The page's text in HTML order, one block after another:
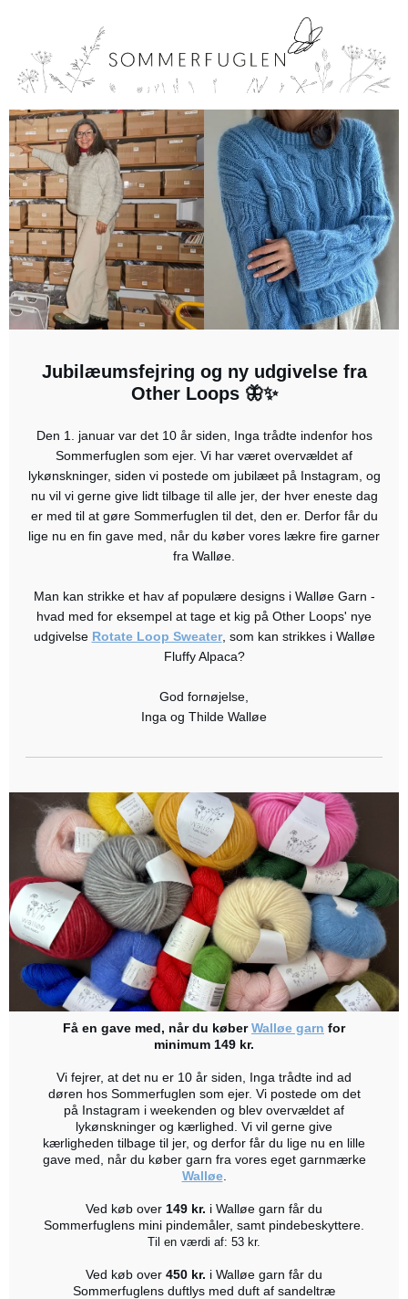
Jubilæumsfejring og ny udgivelse fra
Other Loops 🦋✨
Den 1. januar var det 10 år siden, Inga trådte indenfor hos
Sommerfuglen som ejer. Vi har været overvældet af
lykønskninger, siden vi postede om jubilæet på Instagram, og
nu vil vi gerne give lidt tilbage til alle jer, der hver eneste dag
er med til at gøre Sommerfuglen til det, den er. Derfor får du
lige nu en fin gave med, når du køber vores lækre fire garner
fra Walløe.
Man kan strikke et hav af populære designs i Walløe Garn -
hvad med for eksempel at tage et kig på Other Loops' nye
udgivelse Rotate Loop Sweater, som kan strikkes i Walløe
Fluffy Alpaca?
God fornøjelse,
Inga og Thilde Walløe
Få en gave med, når du køberWalløe garn for
minimum 149 kr.
Vi fejrer, at det nu er 10 år siden, Inga trådte ind ad
døren hos Sommerfuglen som ejer. Vi postede om det
på Instagram i weekenden og blev overvældet af
lykønskninger og kærlighed. Vi vil gerne give
kærligheden tilbage til jer, og derfor får du lige nu en lille
gave med, når du køber garn fra vores eget garnmærke
Walløe.
Ved køb over 149 kr. i Walløe garn får du
Sommerfuglens mini pindemåler, samt pindebeskyttere.
Til en værdi af: 53 kr.
Ved køb over 450 kr. i Walløe garn får du
Sommerfuglens duftlys med duft af sandeltræ